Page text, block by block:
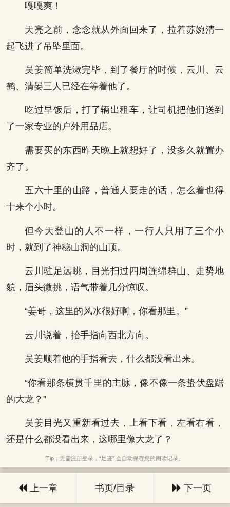
嘎嘎爽！
天亮之前，念念就从外面回来了，拉着苏婉清一
起飞进了吊坠里面。
吴姜简单洗漱完毕，到了餐厅的时候，云川、云
鹤、清晏三人已经在等着他了。
吃过早饭后，打了辆出租车，让司机把他们送到
了一家专业的户外用品店。
需要买的东西昨天晚上就想好了，没多久就置办
齐了。
五六十里的山路，普通人要走的话，怎么着也得
十来个小时。
但今天登山的人不一样，一行人只用了三个小
时，就到了神秘山洞的山顶。
云川驻足远眺，目光扫过四周连绵群山、走势地
貌，眉头微挑，语气带着几分惊叹。
“姜哥，这里的风水很好啊，你看那里。”
云川说着，抬手指向西北方向。
吴姜顺着他的手指看去，什么都没看出来。
“你看那条横贯千里的主脉，像不像一条蛰伏盘踞
的大龙？”
吴姜目光又重新看过去，上看下看，左看右看，
还是什么都没看出来，这哪里像大龙了？
Tip：无需注册登录，“足迹” 会自动保存您的阅读记录。
上一章 书页/目录 下一页